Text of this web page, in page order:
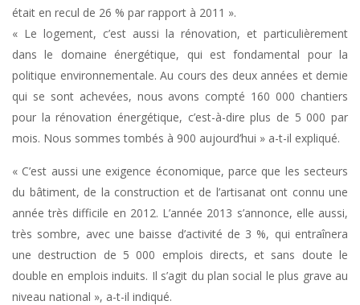
était en recul de 26 % par rapport à 2011 ».
« Le logement, c’est aussi la rénovation, et particulièrement
dans le domaine énergétique, qui est fondamental pour la
politique environnementale. Au cours des deux années et demie
qui se sont achevées, nous avons compté 160 000 chantiers
pour la rénovation énergétique, c’est-à-dire plus de 5 000 par
mois. Nous sommes tombés à 900 aujourd’hui » a-t-il expliqué.
« C’est aussi une exigence économique, parce que les secteurs
du bâtiment, de la construction et de l’artisanat ont connu une
année très difficile en 2012. L’année 2013 s’annonce, elle aussi,
très sombre, avec une baisse d’activité de 3 %, qui entraînera
une destruction de 5 000 emplois directs, et sans doute le
double en emplois induits. Il s’agit du plan social le plus grave au
niveau national », a-t-il indiqué.